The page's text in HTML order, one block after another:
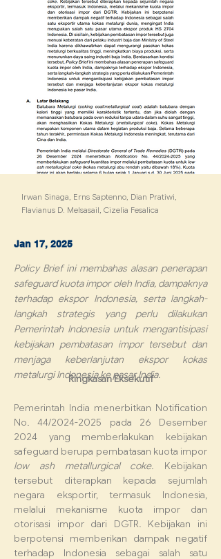
Irwan Sinaga, Erns Saptenno, Dian Pratiwi,
Flavianus D. Melsasail, Cizelia Fesalica
Jan 17, 2025
Policy Brief ini membahas alasan penerapan
safeguard kuota impor oleh India, dampaknya
terhadap ekspor Indonesia, serta langkah-
langkah strategis yang perlu dilakukan
Pemerintah Indonesia untuk mengantisipasi
kebijakan pembatasan impor tersebut dan
menjaga keberlanjutan ekspor kokas
metalurgi Indonesia ke pasar India.
Ringkasan Eksekutif
Pemerintah India menerbitkan Notification
No. 44/2024-2025 pada 26 Desember
2024 yang memberlakukan kebijakan
low ash metallurgical coke. Kebijakan
tersebut diterapkan kepada sejumlah
negara eksportir, termasuk Indonesia,
melalui mekanisme kuota impor dan
otorisasi impor dari DGTR. Kebijakan ini
berpotensi memberikan dampak negatif
terhadap Indonesia sebagai salah satu